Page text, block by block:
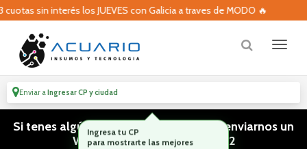
sin interés los JUEVES con Galicia a traves de MODO 🔥
Enviar aIngresar CP y ciudad
Si tenes algún tipo de consulta podes enviarnos un
WhatsApp! (011) 15 5386 3812